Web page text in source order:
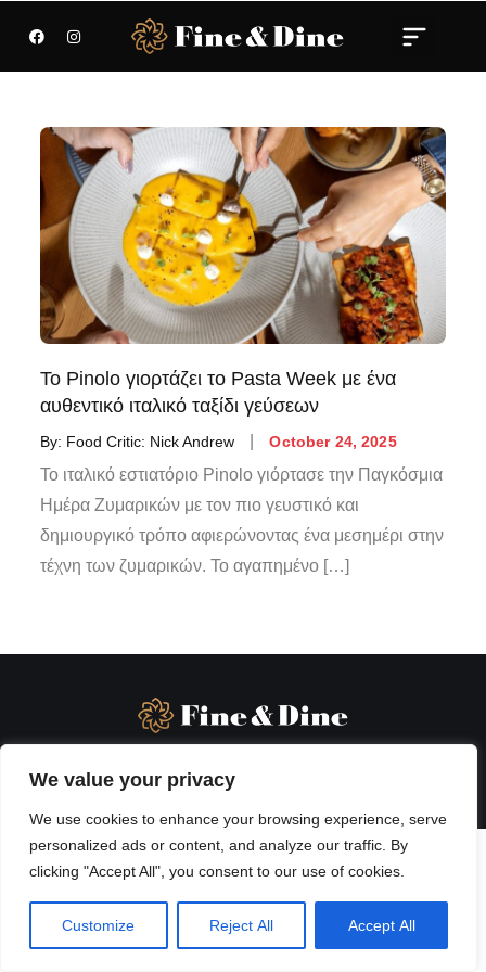
We value your privacy
We use cookies to enhance your browsing experience, serve
personalized ads or content, and analyze our traffic. By
clicking "Accept All", you consent to our use of cookies.
Customize Reject All Accept All
Το Pinolo γιορτάζει το Pasta Week με ένα
αυθεντικό ιταλικό ταξίδι γεύσεων
By: Food Critic: Nick Andrew October 24, 2025
Το ιταλικό εστιατόριο Pinolo γιόρτασε την Παγκόσμια
Ημέρα Ζυμαρικών με τον πιο γευστικό και
δημιουργικό τρόπο αφιερώνοντας ένα μεσημέρι στην
τέχνη των ζυμαρικών. Το αγαπημένο […]